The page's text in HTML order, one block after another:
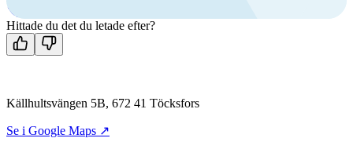
Kontakta oss
Hittade du det du letade efter?
Källhultsvängen 5B, 672 41 Töcksfors
Se i Google Maps ↗